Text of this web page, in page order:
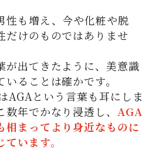
性も増え、今や化粧や脱
だけのものではありませ
が出てきたように、美意識
ることは確かです。
AGAという言葉も耳にしま
年でかなり浸透し、 AGA
相まってより身近なものに
います。